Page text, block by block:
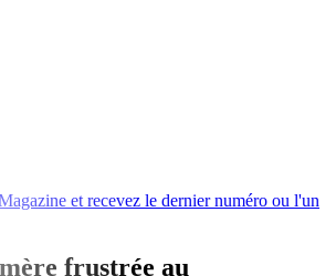
et recevez le dernier numéro ou l'un
frustrée au